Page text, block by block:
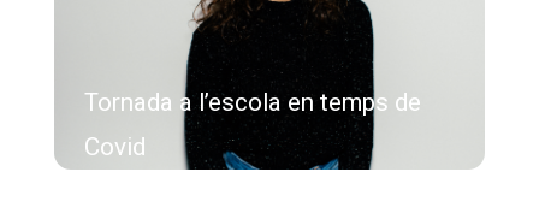
Tornada a l’escola en temps de
Covid